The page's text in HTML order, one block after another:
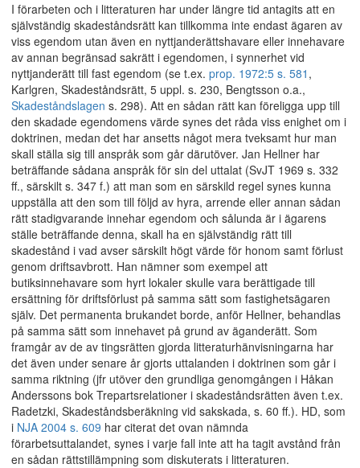
I förarbeten och i litteraturen har under längre tid antagits att en
självständig skadeståndsrätt kan tillkomma inte endast ägaren av
viss egendom utan även en nyttjanderättshavare eller innehavare
av annan begränsad sakrätt i egendomen, i synnerhet vid
nyttjanderätt till fast egendom (se t.ex. prop. 1972:5 s. 581 ,
Karlgren, Skadeståndsrätt, 5 uppl. s. 230, Bengtsson o.a.,
Skadeståndslagen s. 298). Att en sådan rätt kan föreligga upp till
den skadade egendomens värde synes det råda viss enighet om i
doktrinen, medan det har ansetts något mera tveksamt hur man
skall ställa sig till anspråk som går därutöver. Jan Hellner har
beträffande sådana anspråk för sin del uttalat (SvJT 1969 s. 332
ff., särskilt s. 347 f.) att man som en särskild regel synes kunna
uppställa att den som till följd av hyra, arrende eller annan sådan
rätt stadigvarande innehar egendom och sålunda är i ägarens
ställe beträffande denna, skall ha en självständig rätt till
skadestånd i vad avser särskilt högt värde för honom samt förlust
genom driftsavbrott. Han nämner som exempel att
butiksinnehavare som hyrt lokaler skulle vara berättigade till
ersättning för driftsförlust på samma sätt som fastighetsägaren
själv. Det permanenta brukandet borde, anför Hellner, behandlas
på samma sätt som innehavet på grund av äganderätt. Som
framgår av de av tingsrätten gjorda litteraturhänvisningarna har
det även under senare år gjorts uttalanden i doktrinen som går i
samma riktning (jfr utöver den grundliga genomgången i Håkan
Anderssons bok Trepartsrelationer i skadeståndsrätten även t.ex.
Radetzki, Skadeståndsberäkning vid sakskada, s. 60 ff.). HD, som
i NJA 2004 s. 609 har citerat det ovan nämnda
förarbetsuttalandet, synes i varje fall inte att ha tagit avstånd från
en sådan rättstillämpning som diskuterats i litteraturen.